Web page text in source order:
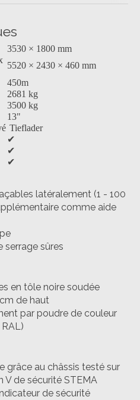
3530 × 1800 mm
5520 × 2430 × 460 mm
450m
2681 kg
3500 kg
13"
Tieflader
✔
✔
✔
latéralement (1 - 100
comme aide
serrage sûres
en tôle noire soudée
de haut
par poudre de couleur
grâce au châssis testé sur
V de sécurité STEMA
de sécurité